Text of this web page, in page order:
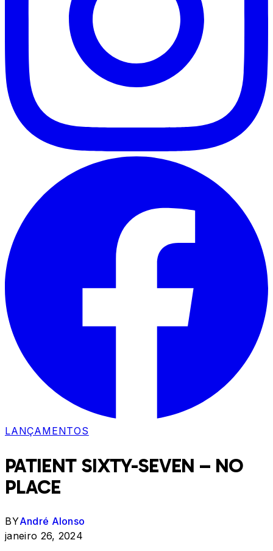
LANÇAMENTOS
PATIENT SIXTY-SEVEN – NO
PLACE
BYAndré Alonso
janeiro 26, 2024